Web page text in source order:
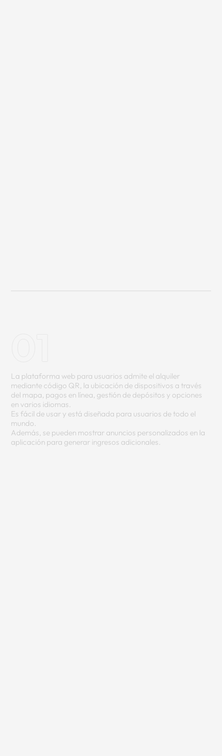
La plataforma web para usuarios admite el alquiler
mediante código QR, la ubicación de dispositivos a través
del mapa, pagos en línea, gestión de depósitos y opciones
en varios idiomas.
Es fácil de usar y está diseñada para usuarios de todo el
mundo.
Además, se pueden mostrar anuncios personalizados en la
aplicación para generar ingresos adicionales.